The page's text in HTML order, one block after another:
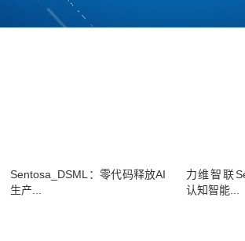
Sentosa_DSML：零代码释放AI
生产...
力维智联
认知智能...